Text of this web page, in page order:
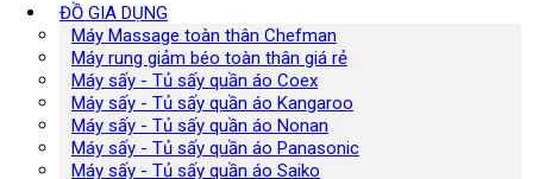
ĐỒ GIA DỤNG
Máy Massage toàn thân Chefman
Máy rung giảm béo toàn thân giá rẻ
Máy sấy - Tủ sấy quần áo Coex
Máy sấy - Tủ sấy quần áo Kangaroo
Máy sấy - Tủ sấy quần áo Nonan
Máy sấy - Tủ sấy quần áo Panasonic
Máy sấy - Tủ sấy quần áo Saiko